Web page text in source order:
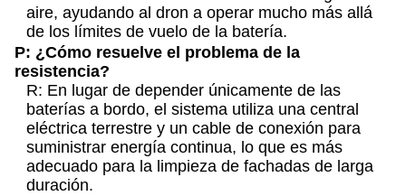
aire, ayudando al dron a operar mucho más allá
de los límites de vuelo de la batería.
P: ¿Cómo resuelve el problema de la
resistencia?
R: En lugar de depender únicamente de las
baterías a bordo, el sistema utiliza una central
eléctrica terrestre y un cable de conexión para
suministrar energía continua, lo que es más
adecuado para la limpieza de fachadas de larga
duración.